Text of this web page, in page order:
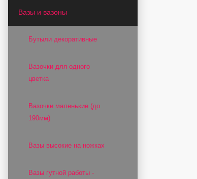
Вазы и вазоны
Бутыли декоративные
Вазочки для одного
цветка
Вазочки маленькие (до
190мм)
Вазы высокие на ножках
Вазы гутной работы -